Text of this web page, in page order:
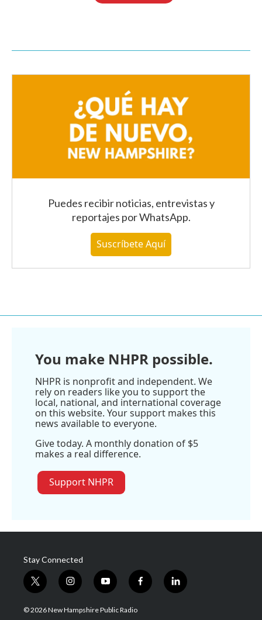
Puedes recibir noticias, entrevistas y
reportajes por WhatsApp.
Suscríbete Aquí
You make NHPR possible.
NHPR is nonprofit and independent. We
rely on readers like you to support the
local, national, and international coverage
on this website. Your support makes this
news available to everyone.
Give today. A monthly donation of $5
makes a real difference.
Support NHPR
Stay Connected
t
w
i
i
n
s
y
o
u
f
a
l
i
© 2026 New Hampshire Public Radio